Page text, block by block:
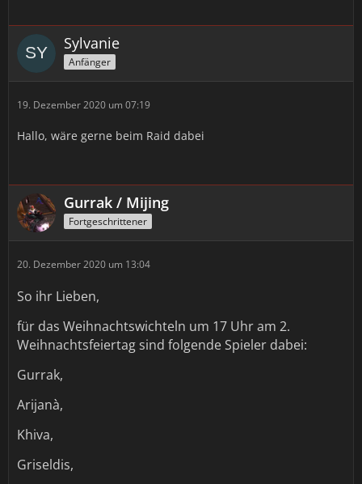
Sylvanie
Anfänger
19. Dezember 2020 um 07:19
Hallo, wäre gerne beim Raid dabei
Gurrak / Mijing
Fortgeschrittener
20. Dezember 2020 um 13:04
So ihr Lieben,
für das Weihnachtswichteln um 17 Uhr am 2.
Weihnachtsfeiertag sind folgende Spieler dabei:
Gurrak,
Arijanà,
Khiva,
Griseldis,